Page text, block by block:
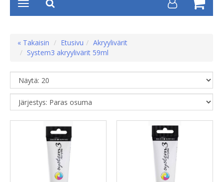
« Takaisin Etusivu
Akryylivärit
System3 akryylivärit 59ml